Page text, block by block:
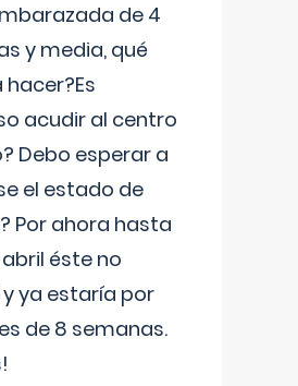
de 4
y media, qué
acudir al centro
Debo esperar a
el estado de
Por ahora hasta
abril éste no
ya estaría por
de 8 semanas.